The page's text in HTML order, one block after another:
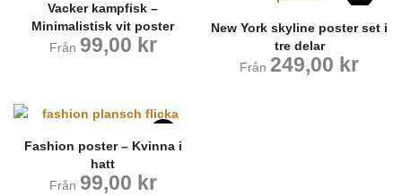
Vacker kampfisk –
Minimalistisk vit poster
Från 99,00 kr
New York skyline poster set i
tre delar
Från 249,00 kr
Fashion poster – Kvinna i
hatt
Från 99,00 kr